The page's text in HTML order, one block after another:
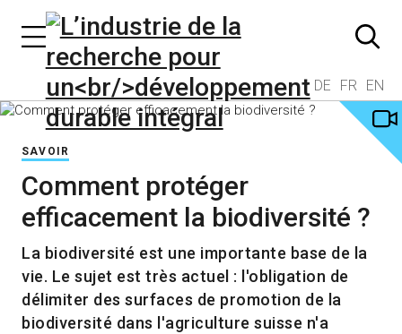
DE FR EN
SAVOIR
Comment protéger
efficacement la biodiversité ?
La biodiversité est une importante base de la
vie. Le sujet est très actuel : l'obligation de
délimiter des surfaces de promotion de la
biodiversité dans l'agriculture suisse n'a